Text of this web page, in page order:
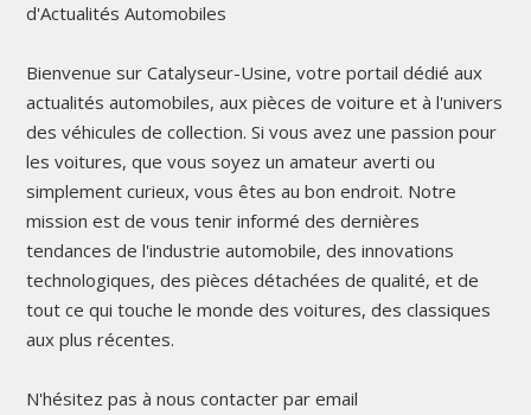
d'Actualités Automobiles
Bienvenue sur Catalyseur-Usine, votre portail dédié aux
actualités automobiles, aux pièces de voiture et à l'univers
des véhicules de collection. Si vous avez une passion pour
les voitures, que vous soyez un amateur averti ou
simplement curieux, vous êtes au bon endroit. Notre
mission est de vous tenir informé des dernières
tendances de l'industrie automobile, des innovations
technologiques, des pièces détachées de qualité, et de
tout ce qui touche le monde des voitures, des classiques
aux plus récentes.
N'hésitez pas à nous contacter par email